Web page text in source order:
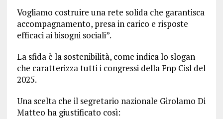
Vogliamo costruire una rete solida che garantisca
accompagnamento, presa in carico e risposte
efficaci ai bisogni sociali”.
La sfida è la sostenibilità, come indica lo slogan
che caratterizza tutti i congressi della Fnp Cisl del
2025.
Una scelta che il segretario nazionale Girolamo Di
Matteo ha giustificato così: